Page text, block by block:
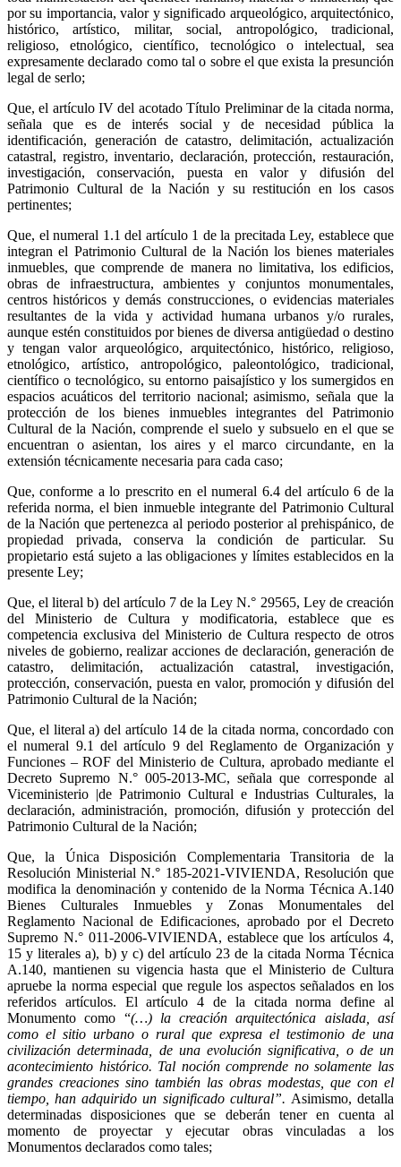
por su importancia, valor y significado arqueológico, arquitectónico,
histórico, artístico, militar, social, antropológico, tradicional,
religioso, etnológico, científico, tecnológico o intelectual, sea
expresamente declarado como tal o sobre el que exista la presunción
legal de serlo;
Que, el artículo IV del acotado Título Preliminar de la citada norma,
señala que es de interés social y de necesidad pública la
identificación, generación de catastro, delimitación, actualización
catastral, registro, inventario, declaración, protección, restauración,
investigación, conservación, puesta en valor y difusión del
Patrimonio Cultural de la Nación y su restitución en los casos
pertinentes;
Que, el numeral 1.1 del artículo 1 de la precitada Ley, establece que
integran el Patrimonio Cultural de la Nación los bienes materiales
inmuebles, que comprende de manera no limitativa, los edificios,
obras de infraestructura, ambientes y conjuntos monumentales,
centros históricos y demás construcciones, o evidencias materiales
resultantes de la vida y actividad humana urbanos y/o rurales,
aunque estén constituidos por bienes de diversa antigüedad o destino
y tengan valor arqueológico, arquitectónico, histórico, religioso,
etnológico, artístico, antropológico, paleontológico, tradicional,
científico o tecnológico, su entorno paisajístico y los sumergidos en
espacios acuáticos del territorio nacional; asimismo, señala que la
protección de los bienes inmuebles integrantes del Patrimonio
Cultural de la Nación, comprende el suelo y subsuelo en el que se
encuentran o asientan, los aires y el marco circundante, en la
extensión técnicamente necesaria para cada caso;
Que, conforme a lo prescrito en el numeral 6.4 del artículo 6 de la
referida norma, el bien inmueble integrante del Patrimonio Cultural
de la Nación que pertenezca al periodo posterior al prehispánico, de
propiedad privada, conserva la condición de particular. Su
propietario está sujeto a las obligaciones y límites establecidos en la
presente Ley;
Que, el literal b) del artículo 7 de la Ley N.° 29565, Ley de creación
del Ministerio de Cultura y modificatoria, establece que es
competencia exclusiva del Ministerio de Cultura respecto de otros
niveles de gobierno, realizar acciones de declaración, generación de
catastro, delimitación, actualización catastral, investigación,
protección, conservación, puesta en valor, promoción y difusión del
Patrimonio Cultural de la Nación;
Que, el literal a) del artículo 14 de la citada norma, concordado con
el numeral 9.1 del artículo 9 del Reglamento de Organización y
Funciones – ROF del Ministerio de Cultura, aprobado mediante el
Decreto Supremo N.° 005-2013-MC, señala que corresponde al
Viceministerio |de Patrimonio Cultural e Industrias Culturales, la
declaración, administración, promoción, difusión y protección del
Patrimonio Cultural de la Nación;
Que, la Única Disposición Complementaria Transitoria de la
Resolución Ministerial N.° 185-2021-VIVIENDA, Resolución que
modifica la denominación y contenido de la Norma Técnica A.140
Bienes Culturales Inmuebles y Zonas Monumentales del
Reglamento Nacional de Edificaciones, aprobado por el Decreto
Supremo N.° 011-2006-VIVIENDA, establece que los artículos 4,
15 y literales a), b) y c) del artículo 23 de la citada Norma Técnica
A.140, mantienen su vigencia hasta que el Ministerio de Cultura
apruebe la norma especial que regule los aspectos señalados en los
referidos artículos. El artículo 4 de la citada norma define al
Monumento como “(…) la creación arquitectónica aislada, así
como el sitio urbano o rural que expresa el testimonio de una
civilización determinada, de una evolución significativa, o de un
acontecimiento histórico. Tal noción comprende no solamente las
grandes creaciones sino también las obras modestas, que con el
tiempo, han adquirido un significado cultural”. Asimismo, detalla
determinadas disposiciones que se deberán tener en cuenta al
momento de proyectar y ejecutar obras vinculadas a los
Monumentos declarados como tales;